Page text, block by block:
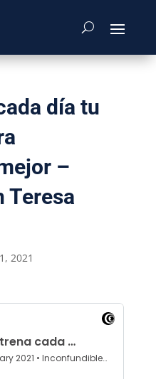
día tu
–
Teresa
2021